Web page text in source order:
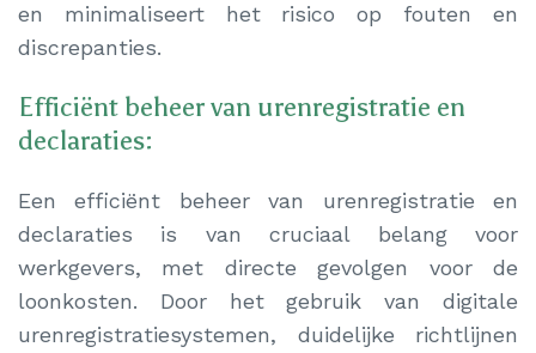
en minimaliseert het risico op fouten en
discrepanties.
Efficiënt beheer van urenregistratie en
declaraties:
Een efficiënt beheer van urenregistratie en
declaraties is van cruciaal belang voor
werkgevers, met directe gevolgen voor de
loonkosten. Door het gebruik van digitale
urenregistratiesystemen, duidelijke richtlijnen